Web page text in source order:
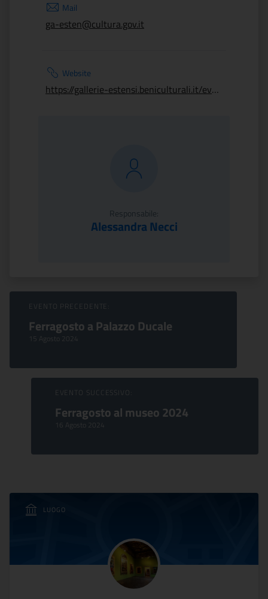
Mail
ga-esten@cultura.gov.it
Website
https://gallerie-estensi.beniculturali.it/events/ferragosto-alla-pinacoteca-nazionale/
Responsabile:
Alessandra Necci
Sfoglia Eventi
EVENTO PRECEDENTE:
Ferragosto a Palazzo Ducale
15 Agosto 2024
EVENTO SUCCESSIVO:
Ferragosto al museo 2024
16 Agosto 2024
LUOGO